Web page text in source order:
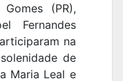
(PR),
Fernandes
na
de
Maria Leal e